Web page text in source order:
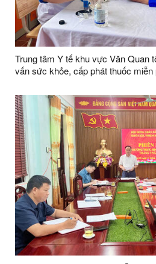
Trung tâm Y tế khu vực Văn Quan
vấn sức khỏe, cấp phát thuốc